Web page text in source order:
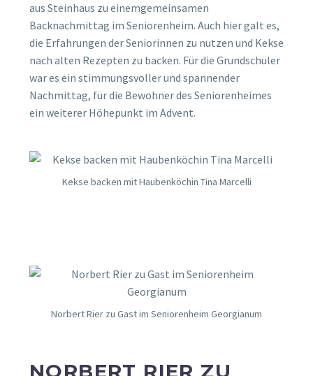
aus Steinhaus zu einemgemeinsamen
Backnachmittag im Seniorenheim. Auch hier galt es,
die Erfahrungen der Seniorinnen zu nutzen und Kekse
nach alten Rezepten zu backen. Für die Grundschüler
war es ein stimmungsvoller und spannender
Nachmittag, für die Bewohner des Seniorenheimes
ein weiterer Höhepunkt im Advent.
Kekse backen mit Haubenköchin Tina Marcelli
Norbert Rier zu Gast im Seniorenheim Georgianum
NORBERT RIER ZU